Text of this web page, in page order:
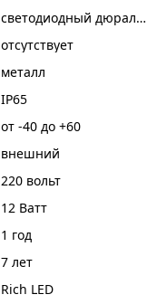
светодиодный дюралайт
отсутствует
металл
IP65
от -40 до +60
внешний
220 вольт
12 Ватт
1 год
7 лет
Rich LED